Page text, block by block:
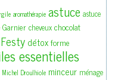
aromathérapie astuce astuce
Garnier cheveux chocolat
détoxforme
essentielles
Michel Droulhiole minceur ménage